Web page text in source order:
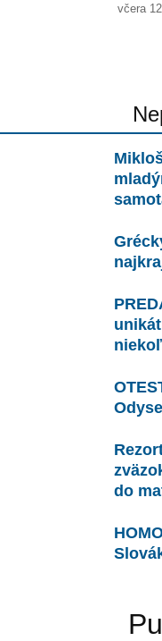
včera
do